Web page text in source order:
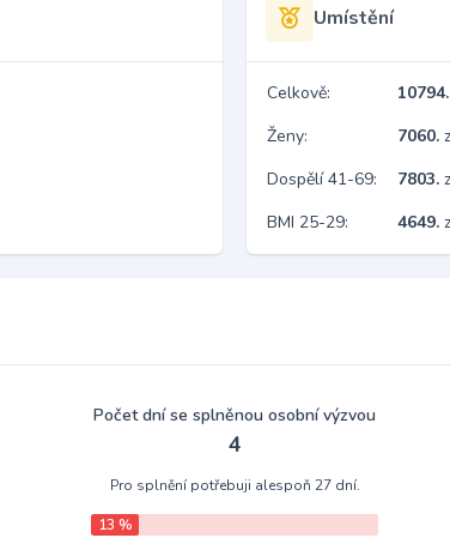
Umístění
Celkově: 10794.
Ženy:
7060.
Dospělí 41-69:
7803.
BMI 25-29:
4649.
Počet dní se splněnou osobní výzvou
4
Pro splnění potřebuji alespoň 27 dní.
13 %